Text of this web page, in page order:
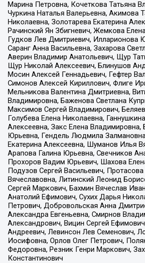
Марина Петровна, Кочеткова Татьяна
Чуркина Наталья Валерьевна, Акимова
Николаевна, Золотарева Екатерина
Рачинский Ян Збигневич, Жемкова
Гудков Лев Дмитриевич, Илларионова
Саранг Анна Васильевна, Захарова
Аверин Владимир Анатольевич, Щур
Щур Николай Алексеевич, Блинушов
Мосин Алексей Геннадьевич, Гефтер
Симонов Алексей Кириллович, Флиге
Мельникова Валентина Дмитриевна,
Владимировна, Баженова Светлана
Максимов Сергей Владимирович,
Голубева Елена Николаевна,
Алексеевна, Закс Елена Владимировна,
Юрьевна, Гендель Людмила
Екатерина Алексеевна, Шуманов Илья
Арапова Галина Юрьевна, Свечников
Прохоров Вадим Юрьевич, Шахова
Подузов Сергей Васильевич,
Вячеславовна, Литинский Леонид
Сергей Маркович, Бахмин Вячеслав
Анатолий Ефимович, Сухих Дарья
Петрович, Добровольская Анна
Александра Евгеньевна, Смирнов
Александрович, Вицин Сергей
Андреевич, Левинсон Лев Семенович,
Иосифовна, Орлов Олег Петрович,
Федоровна, Резник Генри Маркович,
Константинович